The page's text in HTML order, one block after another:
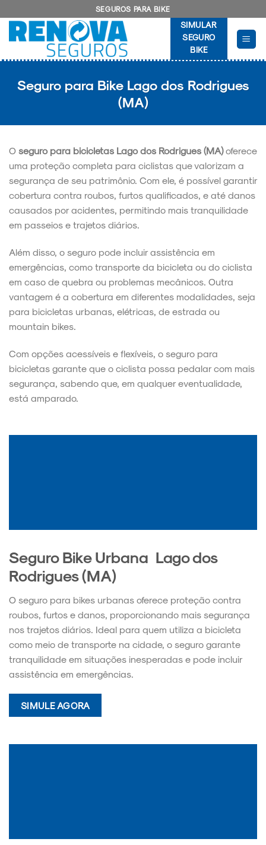
to
content
SEGUROS PARA BIKE
SIMULAR
SEGURO
BIKE
Seguro para Bike Lago dos Rodrigues
(MA)
O seguro para bicicletas Lago dos Rodrigues (MA)oferece
uma proteção completa para ciclistas que valorizam a
segurança de seu patrimônio. Com ele, é possível garantir
cobertura contra roubos, furtos qualificados, e até danos
causados por acidentes, permitindo mais tranquilidade
em passeios e trajetos diários.
Além disso, o seguro pode incluir assistência em
emergências, como transporte da bicicleta ou do ciclista
em caso de quebra ou problemas mecânicos. Outra
vantagem é a cobertura em diferentes modalidades, seja
para bicicletas urbanas, elétricas, de estrada ou
mountain bikes.
Com opções acessíveis e flexíveis, o seguro para
bicicletas garante que o ciclista possa pedalar com mais
segurança, sabendo que, em qualquer eventualidade,
está amparado.
Seguro Bike Urbana Lago dos
Rodrigues (MA)
O seguro para bikes urbanas oferece proteção contra
roubos, furtos e danos, proporcionando mais segurança
nos trajetos diários. Ideal para quem utiliza a bicicleta
como meio de transporte na cidade, o seguro garante
tranquilidade em situações inesperadas e pode incluir
assistência em emergências.
SIMULE AGORA